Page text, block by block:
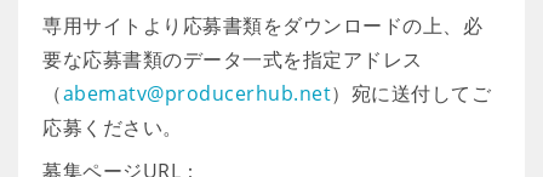
専用サイトより応募書類をダウンロードの上、必
要な応募書類のデータ一式を指定アドレス
（abematv@producerhub.net）宛に送付してご
応募ください。
募集ページURL：